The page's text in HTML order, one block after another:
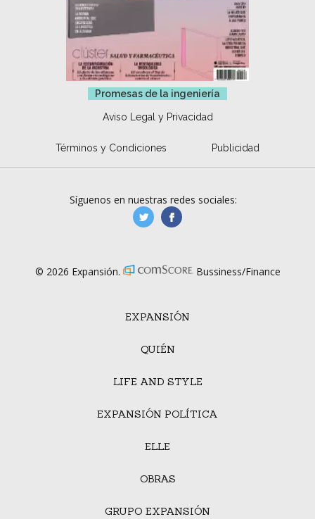
Promesas de la ingeniería
Aviso Legal y Privacidad
Términos y Condiciones Publicidad
EXPANSIÓN
QUIÉN
LIFE AND STYLE
EXPANSIÓN POLÍTICA
ELLE
OBRAS
GRUPO EXPANSIÓN
Síguenos en nuestras redes sociales:
manufacturaGE
© 2026 Expansión. Bussiness/Finance